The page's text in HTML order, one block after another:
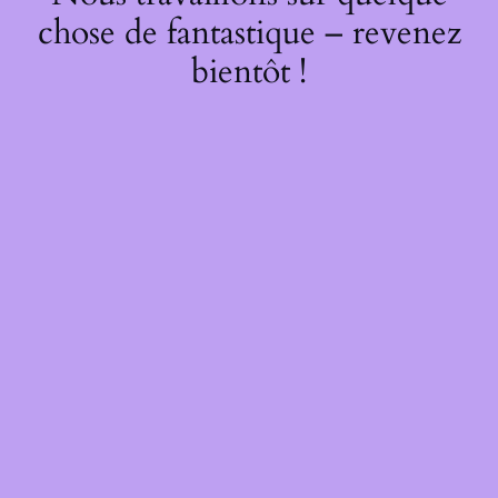
chose de fantastique – revenez
bientôt !